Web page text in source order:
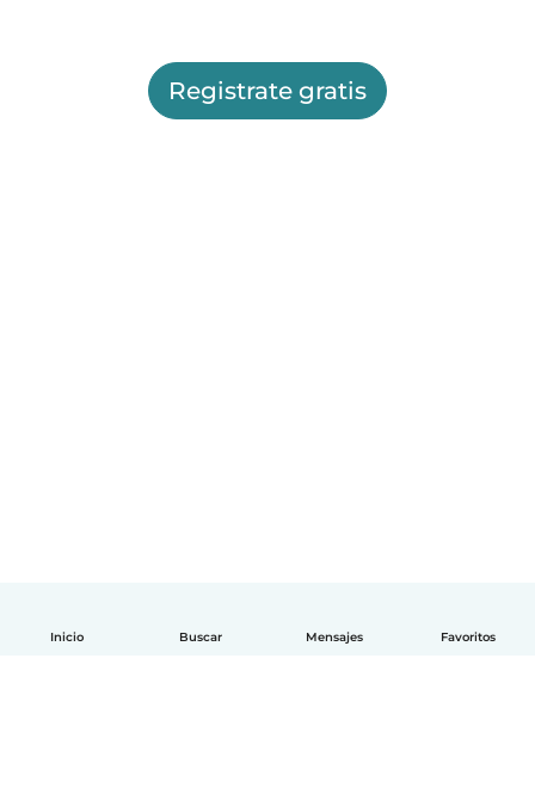
Inicio Buscar Mensajes Favoritos
Registrate gratis